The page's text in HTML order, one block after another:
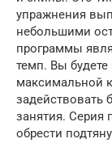
упражнения
небольшими
программы
темп. Вы
максимальной
занятия. Серия
обрести